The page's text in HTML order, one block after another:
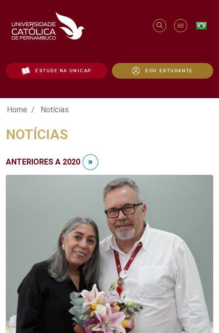
ESTUDE NA UNICAP SOU ESTUDANTE
Notícias - Unicap
Home Notícias
NOTÍCIAS
ANTERIORES A 2020